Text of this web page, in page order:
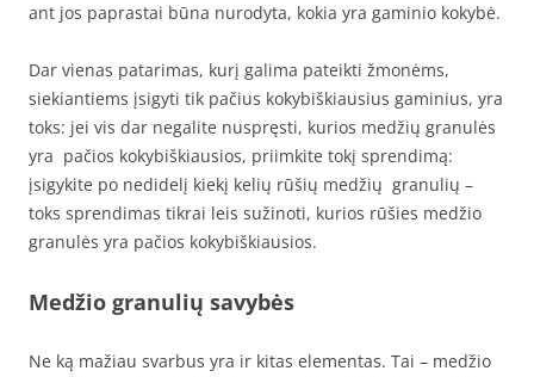
ant jos paprastai būna nurodyta, kokia yra gaminio kokybė.
Dar vienas patarimas, kurį galima pateikti žmonėms,
siekiantiems įsigyti tik pačius kokybiškiausius gaminius, yra
toks: jei vis dar negalite nuspręsti, kurios medžių granulės
yra pačios kokybiškiausios, priimkite tokį sprendimą:
įsigykite po nedidelį kiekį kelių rūšių medžių granulių –
toks sprendimas tikrai leis sužinoti, kurios rūšies medžio
granulės yra pačios kokybiškiausios.
Medžio granulių savybės
Ne ką mažiau svarbus yra ir kitas elementas. Tai – medžio